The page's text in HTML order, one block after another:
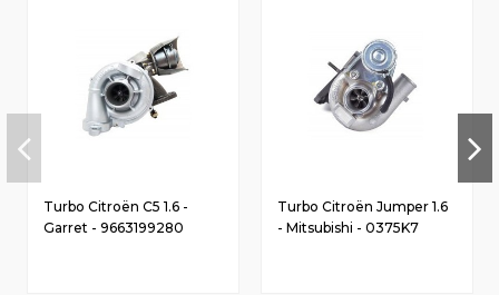
Turbo Citroën C5 1.6 -
Garret - 9663199280
Turbo Citroën Jumper 1.6
- Mitsubishi - 0375K7